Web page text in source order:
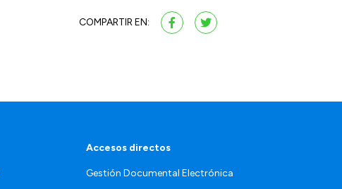
COMPARTIR EN:
Accesos directos
Gestión Documental Electrónica